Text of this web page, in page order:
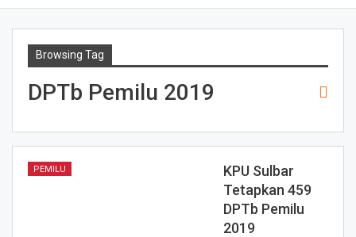
Browsing Tag
DPTb Pemilu 2019
PEMILU
KPU Sulbar
Tetapkan 459
DPTb Pemilu
2019